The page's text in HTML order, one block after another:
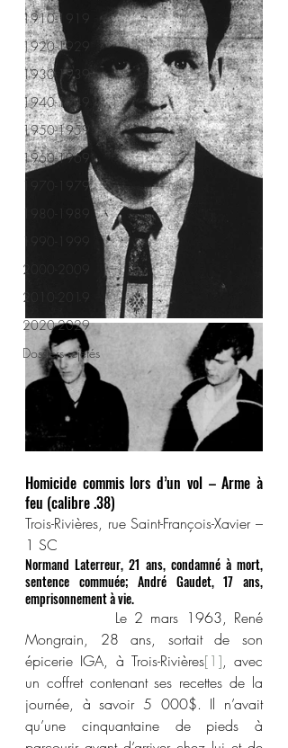
1910-1919
1920-1929
1930-1939
1940-1949
1950-1959
1960-1969
1970-1979
1980-1989
1990-1999
2000-2009
2010-2019
2020-2029
Dossiers rejetés
Homicide commis lors d’un vol – Arme à
feu (calibre .38)
Trois-Rivières, rue Saint-François-Xavier –
1 SC
Normand Laterreur, 21 ans, condamné à mort,
sentence commuée; André Gaudet, 17 ans,
emprisonnement à vie.
Le 2 mars 1963, René
Mongrain, 28 ans, sortait de son
épicerie IGA, à Trois-Rivières[1], avec
un coffret contenant ses recettes de la
journée, à savoir 5 000$. Il n’avait
qu’une cinquantaine de pieds à